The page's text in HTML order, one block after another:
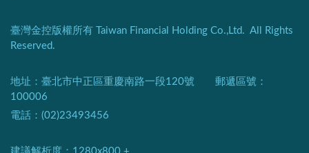
臺灣金控版權所有 Taiwan Financial Holding Co.,Ltd. All Rights
Reserved.
地址：臺北市中正區重慶南路一段120號 郵遞區號：
100006
電話：(02)23493456